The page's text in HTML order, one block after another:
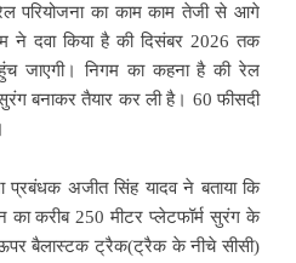
परियोजना का काम काम तेजी से आगे
ने दवा किया है की दिसंबर 2026 तक
जाएगी। निगम का कहना है की रेल
बनाकर तैयार कर ली है। 60 फीसदी
प्रबंधक अजीत सिंह यादव ने बताया कि
करीब 250 मीटर प्लेटफॉर्म सुरंग के
बैलास्टक ट्रैक(ट्रैक के नीचे सीसी)